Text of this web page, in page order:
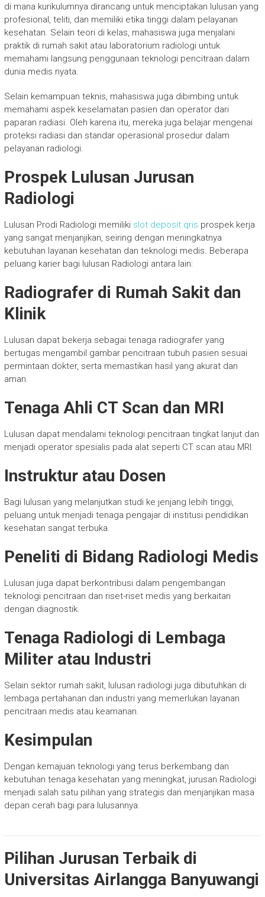
di mana kurikulumnya dirancang untuk menciptakan lulusan yang
profesional, teliti, dan memiliki etika tinggi dalam pelayanan
kesehatan. Selain teori di kelas, mahasiswa juga menjalani
praktik di rumah sakit atau laboratorium radiologi untuk
memahami langsung penggunaan teknologi pencitraan dalam
dunia medis nyata.
Selain kemampuan teknis, mahasiswa juga dibimbing untuk
memahami aspek keselamatan pasien dan operator dari
paparan radiasi. Oleh karena itu, mereka juga belajar mengenai
proteksi radiasi dan standar operasional prosedur dalam
pelayanan radiologi.
Prospek Lulusan Jurusan
Radiologi
Lulusan Prodi Radiologi memiliki slot deposit qris prospek kerja
yang sangat menjanjikan, seiring dengan meningkatnya
kebutuhan layanan kesehatan dan teknologi medis. Beberapa
peluang karier bagi lulusan Radiologi antara lain:
Radiografer di Rumah Sakit dan
Klinik
Lulusan dapat bekerja sebagai tenaga radiografer yang
bertugas mengambil gambar pencitraan tubuh pasien sesuai
permintaan dokter, serta memastikan hasil yang akurat dan
aman.
Tenaga Ahli CT Scan dan MRI
Lulusan dapat mendalami teknologi pencitraan tingkat lanjut dan
menjadi operator spesialis pada alat seperti CT scan atau MRI.
Instruktur atau Dosen
Bagi lulusan yang melanjutkan studi ke jenjang lebih tinggi,
peluang untuk menjadi tenaga pengajar di institusi pendidikan
kesehatan sangat terbuka.
Peneliti di Bidang Radiologi Medis
Lulusan juga dapat berkontribusi dalam pengembangan
teknologi pencitraan dan riset-riset medis yang berkaitan
dengan diagnostik.
Tenaga Radiologi di Lembaga
Militer atau Industri
Selain sektor rumah sakit, lulusan radiologi juga dibutuhkan di
lembaga pertahanan dan industri yang memerlukan layanan
pencitraan medis atau keamanan.
Kesimpulan
Dengan kemajuan teknologi yang terus berkembang dan
kebutuhan tenaga kesehatan yang meningkat, jurusan Radiologi
menjadi salah satu pilihan yang strategis dan menjanjikan masa
depan cerah bagi para lulusannya.
Pilihan Jurusan Terbaik di
Universitas Airlangga Banyuwangi